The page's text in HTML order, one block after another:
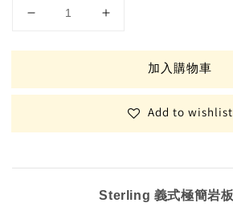
加入購物車
Add to wishlist
Sterling 義式極簡岩